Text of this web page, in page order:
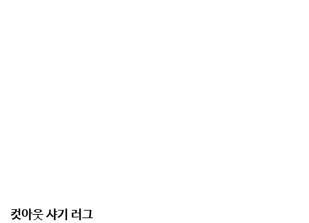
컷아웃 샤기 러그